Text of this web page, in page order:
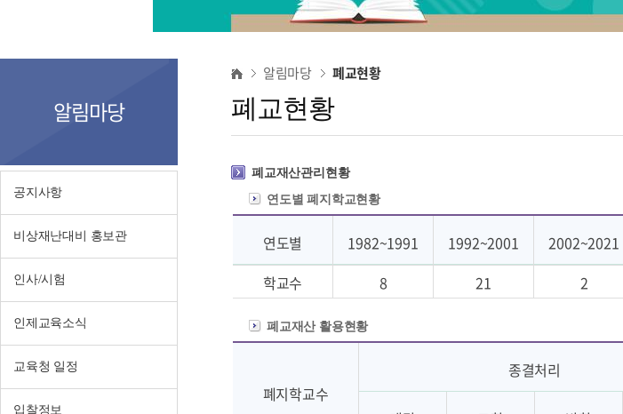
알림마당
공지사항
비상재난대비 홍보관
인사/시험
인제교육소식
교육청 일정
입찰정보
교
현
알림마당 폐교현황
폐교현황
폐교재산관리현황
연도별 폐지학교현황
연도별 1982~1991 1992~2001 2002~2021
학교수
8 21 2
폐교재산 활용현황
폐지학교수
종결처리